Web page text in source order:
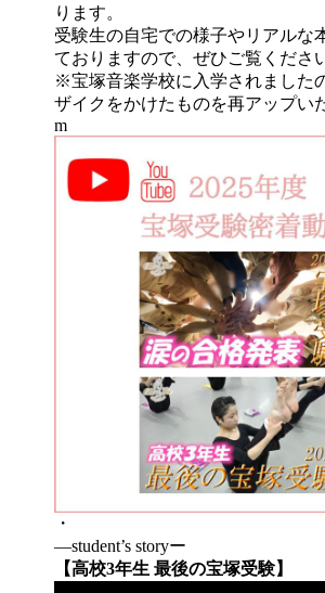
ります。
受験生の自宅での様子やリアルな
ておりますので、ぜひご覧くださ
※宝塚音楽学校に入学されました
ザイクをかけたものを再アップい
m
・
―student’s storyー
【高校3年生 最後の宝塚受験】